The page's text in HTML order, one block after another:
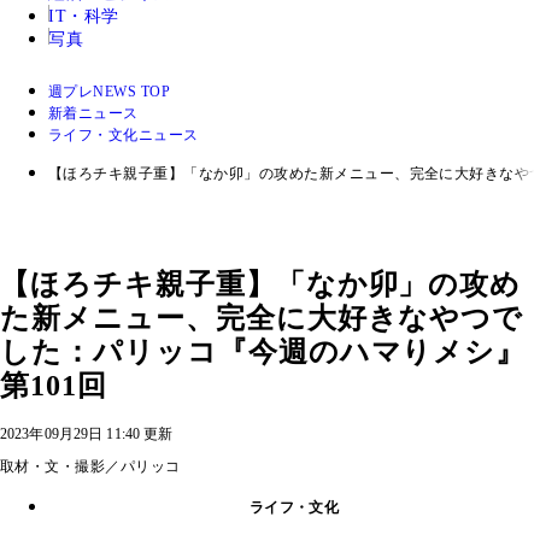
IT・科学
写真
週プレNEWS TOP
新着ニュース
ライフ・文化ニュース
【ほろチキ親子重】「なか卯」の攻めた新メニュー、完全に大好きな
【ほろチキ親子重】「なか卯」の攻め
た新メニュー、完全に大好きなやつで
した：パリッコ『今週のハマりメシ』
第101回
2023年09月29日 11:40 更新
取材・文・撮影／パリッコ
ライフ・文化